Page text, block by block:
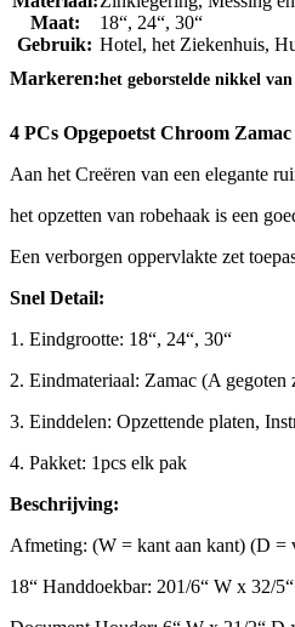
Maat:
18“, 24“, 30“
Gebruik: Hotel, het Ziekenhuis,
Markeren:het geborstelde nikkel
4 PCs Opgepoetst Chroom
Aan het Creëren van een elegante
het opzetten van robehaak is een
Een verborgen oppervlakte zet
Snel Detail:
1. Eindgrootte: 18“, 24“, 30“
2. Eindmateriaal: Zamac (A gegoten
3. Einddelen: Opzettende platen,
4. Pakket: 1pcs elk pak
Beschrijving:
Afmeting: (W = kant aan kant) (D
18“ Handdoekbar: 201/6“ W x 32/